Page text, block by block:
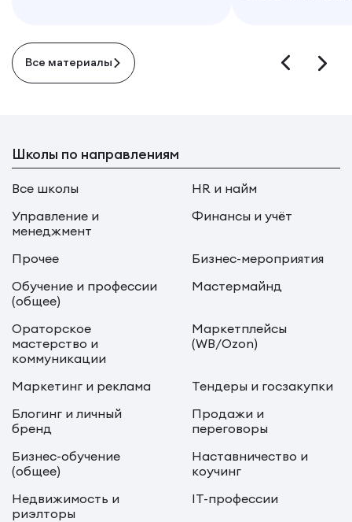
Все материалы
Школы по направлениям
Все школы
HR и найм
Управление и
менеджмент
Финансы и учёт
Прочее
Бизнес-мероприятия
Обучение и профессии
(общее)
Мастермайнд
Ораторское
мастерство и
коммуникации
Маркетплейсы
(WB/Ozon)
Маркетинг и реклама
Тендеры и госзакупки
Блогинг и личный
бренд
Продажи и
переговоры
Бизнес-обучение
(общее)
Наставничество и
коучинг
Недвижимость и
риэлторы
IT-профессии